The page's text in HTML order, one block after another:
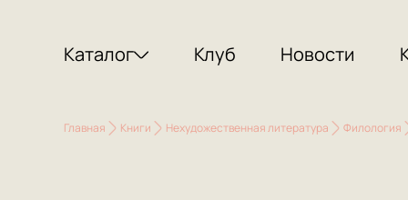
Каталог Клуб Новости
Главная Книги Нехудожественная литература Филология